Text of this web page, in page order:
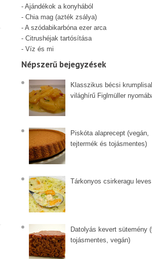
- Ajándékok a konyhából
- Chia mag (azték zsálya)
- A szódabikarbóna ezer arca
- Citrushéjak tartósítása
- Víz és mi
Népszerű bejegyzések
Klasszikus bécsi
világhírű Figlmüller
Piskóta alaprecept (vegán,
tejtermék és tojásmentes)
Tárkonyos csirkeragu leves
Datolyás kevert sütemény
tojásmentes, vegán)